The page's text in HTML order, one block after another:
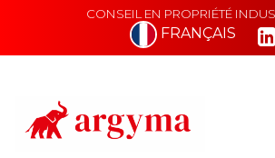
CONSEIL EN PROPRIÉTÉ
FRANÇAIS
Main Navigation